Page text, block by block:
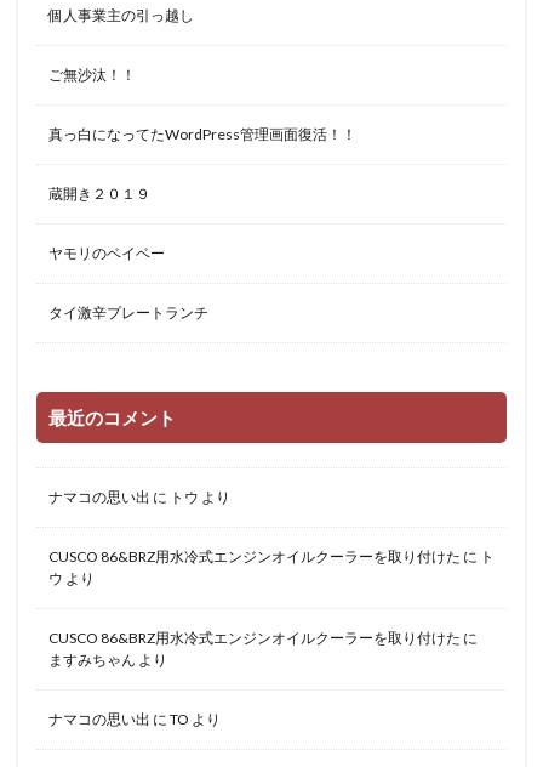
個人事業主の引っ越し
ご無沙汰！！
真っ白になってたWordPress管理画面復活！！
蔵開き２０１９
ヤモリのベイベー
タイ激辛プレートランチ
最近のコメント
ナマコの思い出 に トウ より
CUSCO 86&BRZ用水冷式エンジンオイルクーラーを取り付けた に ト
ウ より
CUSCO 86&BRZ用水冷式エンジンオイルクーラーを取り付けた に
ますみちゃん より
ナマコの思い出 に TO より